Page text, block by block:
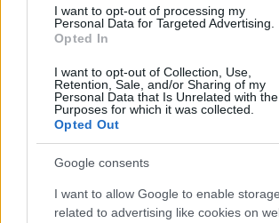
I want to opt-out of processing my
Personal Data for Targeted Advertising.
Opted In
I want to opt-out of Collection, Use,
Retention, Sale, and/or Sharing of my
Personal Data that Is Unrelated with the
Purposes for which it was collected.
Opted Out
Google consents
I want to allow Google to enable storage
related to advertising like cookies on
Αύγουστος στο Netflix:
καλοκαιρινές
αποκλειστικότητες
To The
ταμεία"
Gran
οι